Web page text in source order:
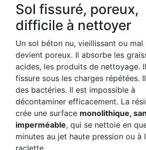
Sol fissuré, poreux,
difficile à nettoyer
Un sol béton nu, vieillissant ou
devient poreux. Il absorbe les
acides, les produits de nettoyage.
fissure sous les charges répétées.
des bactéries. Il est impossible à
décontaminer efficacement. La
crée une surface monolithique,
imperméable, qui se nettoie en
minutes au jet haute pression ou à
raclette.